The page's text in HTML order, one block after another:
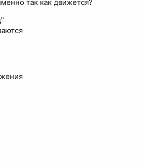
так как движется?